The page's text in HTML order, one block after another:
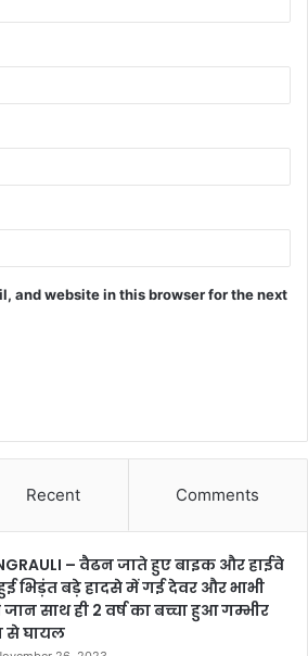
and website in this browser for the next
Recent Comments
– वैढन जाते हुए बाइक और हाईवे
भिड़ंत बड़े हादसे में गई देवर और भाभी
साथ ही 2 वर्ष का बच्चा हुआ गम्भीर
से घायल